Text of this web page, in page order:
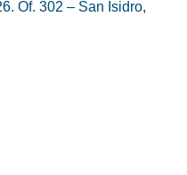
Of. 302 – San Isidro,